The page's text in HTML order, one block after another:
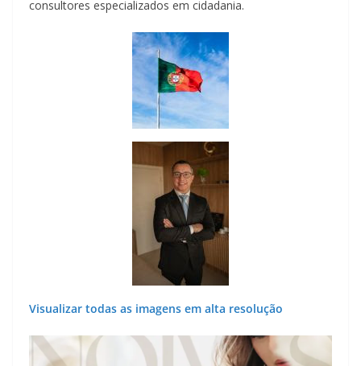
consultores especializados em cidadania.
Visualizar todas as imagens em alta resolução